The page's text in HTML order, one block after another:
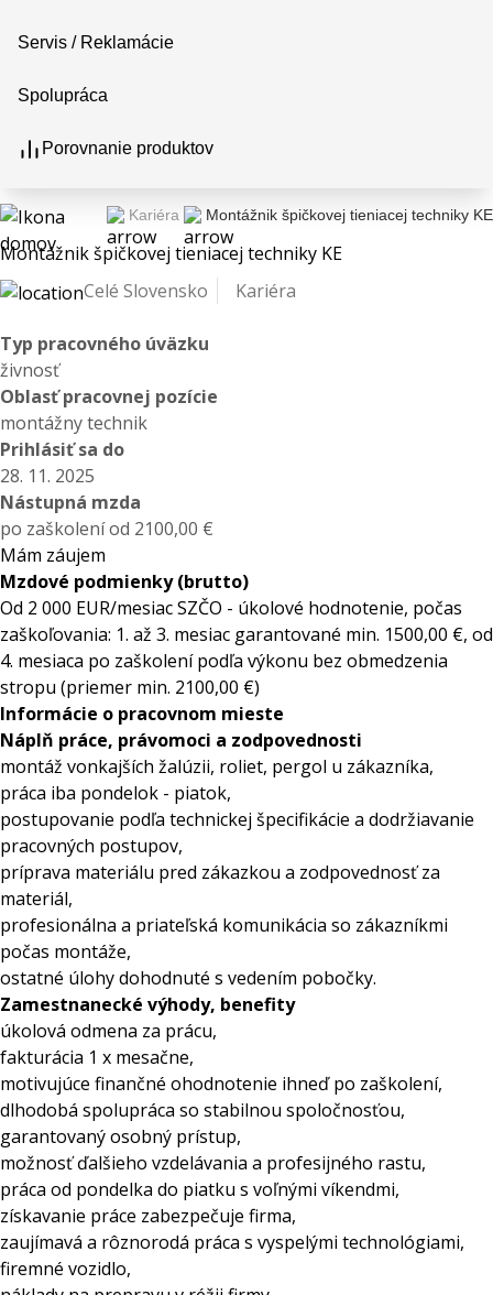
Servis / Reklamácie
Spolupráca
Porovnanie produktov
Kariéra Montážnik špičkovej tieniacej techniky KE
Montážnik špičkovej tieniacej techniky KE
Celé Slovensko
Kariéra
Typ pracovného úväzku
živnosť
Oblasť pracovnej pozície
montážny technik
Prihlásiť sa do
28. 11. 2025
Nástupná mzda
po zaškolení od 2100,00 €
Mám záujem
Mzdové podmienky (brutto)
Od 2 000 EUR/mesiac SZČO - úkolové hodnotenie, počas
zaškoľovania: 1. až 3. mesiac garantované min. 1500,00 €, od
4. mesiaca po zaškolení podľa výkonu bez obmedzenia
stropu (priemer min. 2100,00 €)
Informácie o pracovnom mieste
Náplň práce, právomoci a zodpovednosti
montáž vonkajších žalúzii, roliet, pergol u zákazníka,
práca iba pondelok - piatok,
postupovanie podľa technickej špecifikácie a dodržiavanie
pracovných postupov,
príprava materiálu pred zákazkou a zodpovednosť za
materiál,
profesionálna a priateľská komunikácia so zákazníkmi
počas montáže,
ostatné úlohy dohodnuté s vedením pobočky.
Zamestnanecké výhody, benefity
úkolová odmena za prácu,
fakturácia 1 x mesačne,
motivujúce finančné ohodnotenie ihneď po zaškolení,
dlhodobá spolupráca so stabilnou spoločnosťou,
garantovaný osobný prístup,
možnosť ďalšieho vzdelávania a profesijného rastu,
práca od pondelka do piatku s voľnými víkendmi,
získavanie práce zabezpečuje firma,
zaujímavá a rôznorodá práca s vyspelými technológiami,
firemné vozidlo,